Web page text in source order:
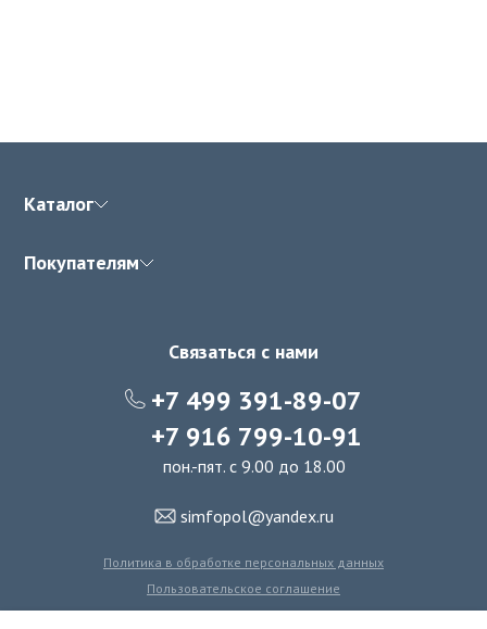
Каталог
Покупателям
Связаться с нами
+7 499 391-89-07
+7 916 799-10-91
пон.-пят. с 9.00 до 18.00
simfopol@yandex.ru
Политика в обработке персональных данных
Пользовательское соглашение
Политика использования файлов cookie